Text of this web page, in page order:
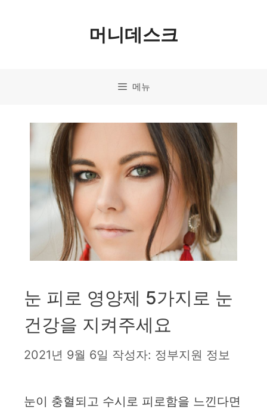
머니데스크
메뉴
눈 피로 영양제 5가지로 눈
건강을 지켜주세요
2021년 9월 6일 작성자: 정부지원 정보
눈이 충혈되고 수시로 피로함을 느낀다면